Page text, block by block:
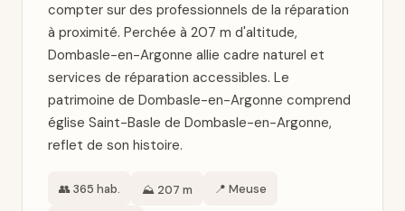
compter sur des professionnels de la réparation
à proximité. Perchée à 207 m d'altitude,
Dombasle-en-Argonne allie cadre naturel et
services de réparation accessibles. Le
patrimoine de Dombasle-en-Argonne comprend
église Saint-Basle de Dombasle-en-Argonne,
reflet de son histoire.
👥 365 hab. ⛰️ 207 m 📍 Meuse